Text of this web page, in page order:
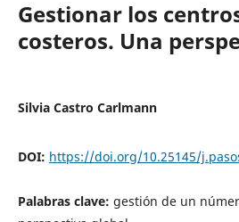
Gestionar los
costeros. Una
Silvia Castro Carlmann
DOI: https://doi.org/10.25145/
Palabras clave: gestión de un